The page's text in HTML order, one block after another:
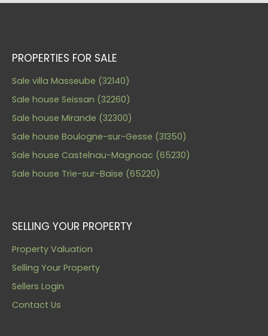
PROPERTIES FOR SALE
Sale villa Masseube (32140)
Sale house Seissan (32260)
Sale house Mirande (32300)
Sale house Boulogne-sur-Gesse (31350)
Sale house Castelnau-Magnoac (65230)
Sale house Trie-sur-Baïse (65220)
SELLING YOUR PROPERTY
Property Valuation
Selling Your Property
Sellers Login
Contact Us